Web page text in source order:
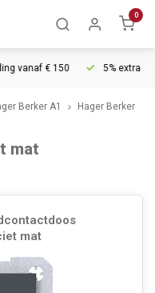
0
5% extra korting vanaf €
Berker A1
Hager Berker
mat
mat